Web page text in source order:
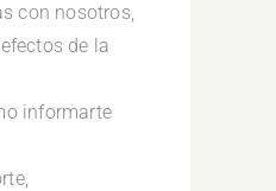
con nosotros,
de la
informarte